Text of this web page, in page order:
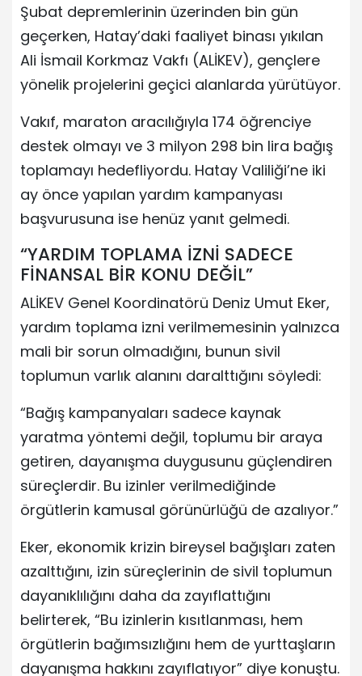
Şubat depremlerinin üzerinden bin gün
geçerken, Hatay’daki faaliyet binası yıkılan
Ali İsmail Korkmaz Vakfı (ALİKEV), gençlere
yönelik projelerini geçici alanlarda yürütüyor.
Vakıf, maraton aracılığıyla 174 öğrenciye
destek olmayı ve 3 milyon 298 bin lira bağış
toplamayı hedefliyordu. Hatay Valiliği’ne iki
ay önce yapılan yardım kampanyası
başvurusuna ise henüz yanıt gelmedi.
“YARDIM TOPLAMA İZNİ SADECE
FİNANSAL BİR KONU DEĞİL”
ALİKEV Genel Koordinatörü Deniz Umut Eker,
yardım toplama izni verilmemesinin yalnızca
mali bir sorun olmadığını, bunun sivil
toplumun varlık alanını daralttığını söyledi:
“Bağış kampanyaları sadece kaynak
yaratma yöntemi değil, toplumu bir araya
getiren, dayanışma duygusunu güçlendiren
süreçlerdir. Bu izinler verilmediğinde
örgütlerin kamusal görünürlüğü de azalıyor.”
Eker, ekonomik krizin bireysel bağışları zaten
azalttığını, izin süreçlerinin de sivil toplumun
dayanıklılığını daha da zayıflattığını
belirterek, “Bu izinlerin kısıtlanması, hem
örgütlerin bağımsızlığını hem de yurttaşların
dayanışma hakkını zayıflatıyor” diye konuştu.